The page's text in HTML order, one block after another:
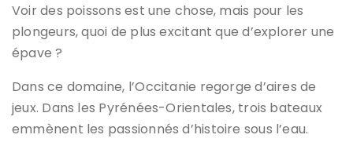
Voir des poissons est une chose, mais pour les
plongeurs, quoi de plus excitant que d’explorer une
épave ?
Dans ce domaine, l’Occitanie regorge d’aires de
jeux. Dans les Pyrénées-Orientales, trois bateaux
emmènent les passionnés d’histoire sous l’eau.